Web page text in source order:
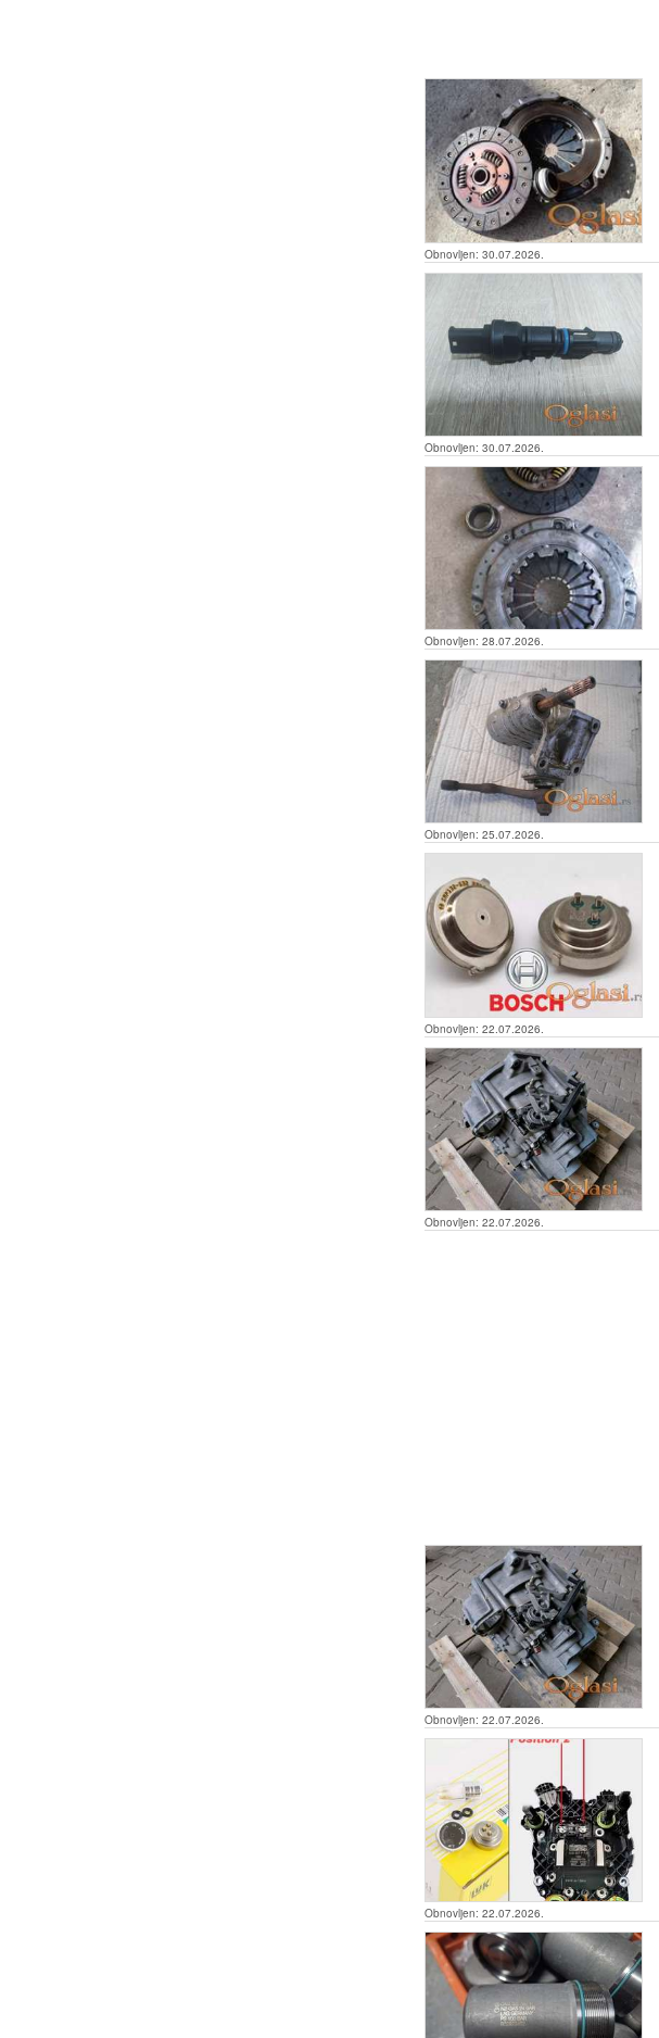
Obnovljen: 30.07.2026.
Obnovljen: 30.07.2026.
Obnovljen: 28.07.2026.
Obnovljen: 25.07.2026.
Obnovljen: 22.07.2026.
Obnovljen: 22.07.2026.
Obnovljen: 22.07.2026.
Obnovljen: 22.07.2026.